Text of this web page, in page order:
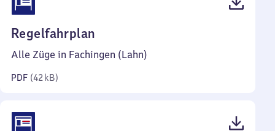
Regelfahrplan
42
Alle Züge in Fachingen (Lahn)
PDF (42 kB)